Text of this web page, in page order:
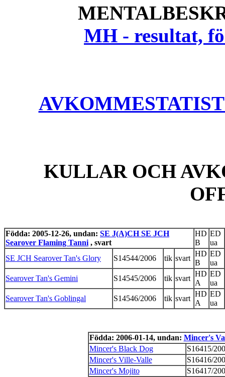
MH - resultat,
KULLAR OCH
Födda: 2005-12-26, undan: SE J(A)CH SE JCH
Searover Flaming Tanni , svart
HD
B
ED
ua
SE JCH Searover Tan's Glory
S14544/2006 tik svart
HD
B
ED
ua
Searover Tan's Gemini
S14545/2006 tik svart
HD
A
ED
ua
Searover Tan's Goblingal
S14546/2006 tik svart
HD
A
ED
ua
Födda: 2006-01-14, undan: Mincer's
Mincer's Black Dog
S16415/
Mincer's Ville-Valle
S16416/
Mincer's Mojito
S16417/